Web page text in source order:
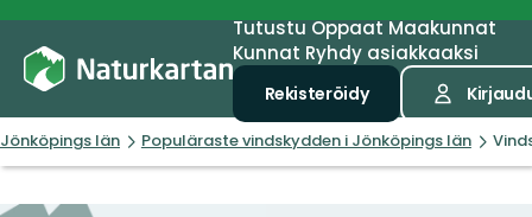
TutustuOppaatMaakunnat
Kunnat Ryhdy asiakkaaksi
Rekisteröidy
Jönköpings län Populäraste vindskydden i Jönköpings län